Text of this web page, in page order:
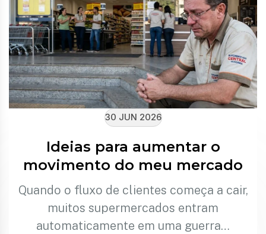
30 JUN 2026
Ideias para aumentar o
movimento do meu mercado
Quando o fluxo de clientes começa a cair,
muitos supermercados entram
automaticamente em uma guerra…